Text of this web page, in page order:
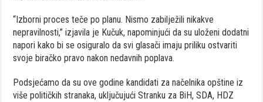
“Izborni proces teče po planu. Nismo zabilježili nikakve
nepravilnosti,” izjavila je Kučuk, napominjući da su uloženi dodatni
napori kako bi se osiguralo da svi glasači imaju priliku ostvariti
svoje biračko pravo nakon nedavnih poplava.
Podsjećamo da su ove godine kandidati za načelnika opštine iz
više političkih stranaka, uključujući Stranku za BiH, SDA, HDZ